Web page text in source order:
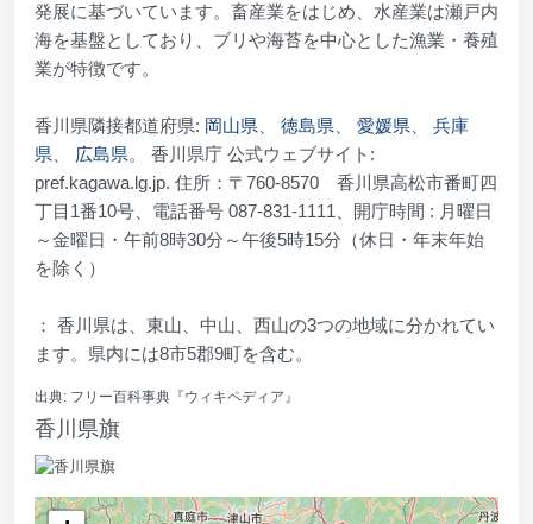
発展に基づいています。畜産業をはじめ、水産業は瀬戸内
海を基盤としており、ブリや海苔を中心とした漁業・養殖
業が特徴です。
香川県隣接都道府県: 岡山県 徳島県 愛媛県
兵庫
県
広島県。 香川県庁 公式ウェブサイト:
pref.kagawa.lg.jp. 住所：〒760-8570 香川県高松市番町四
丁目1番10号、電話番号 087-831-1111、開庁時間 : 月曜日
～金曜日・午前8時30分～午後5時15分（休日・年末年始
を除く）
： 香川県は、東山、中山、西山の3つの地域に分かれてい
ます。県内には8市5郡9町を含む。
出典: フリー百科事典『ウィキペディア』
香川県旗